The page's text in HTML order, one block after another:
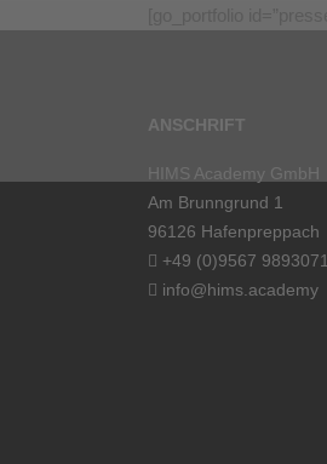
ANSCHRIFT
HIMS Academy GmbH
Am Brunngrund 1
96126 Hafenpreppach
+49 (0)9567 9893071
info@hims.academy